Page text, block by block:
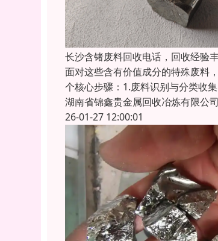
长沙含锗废料回收电话，回收经验
面对这些含有价值成分的特殊废料
个核心步骤：1.废料识别与分类收
湖南省锦鑫贵金属回收冶炼有限公司
26-01-27 12:00:01